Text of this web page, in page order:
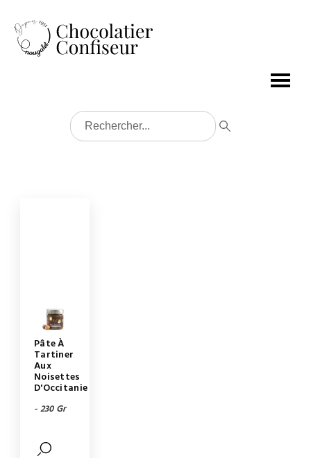
Pâte À
Tartiner
Aux
Noisettes
D'Occitanie
- 230 Gr